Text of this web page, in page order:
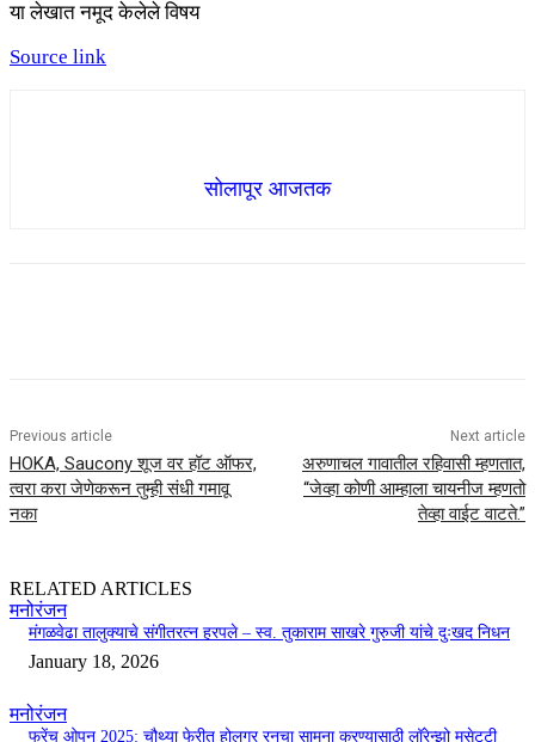
या लेखात नमूद केलेले विषय
Source link
सोलापूर आजतक
Previous article
HOKA, Saucony शूज वर हॉट ऑफर,
त्वरा करा जेणेकरून तुम्ही संधी गमावू
नका
Next article
अरुणाचल गावातील रहिवासी म्हणतात,
“जेव्हा कोणी आम्हाला चायनीज म्हणतो
तेव्हा वाईट वाटते.”
RELATED ARTICLES
मनोरंजन
मंगळवेढा तालुक्याचे संगीतरत्न हरपले – स्व. तुकाराम साखरे गुरुजी यांचे दुःखद निधन
January 18, 2026
मनोरंजन
फ्रेंच ओपन 2025: चौथ्या फेरीत होलगर रनचा सामना करण्यासाठी लॉरेन्झो मुसेट्टी